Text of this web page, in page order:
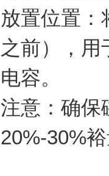
放置位置：
之前），用
电容。
注意：确保
20%-30%